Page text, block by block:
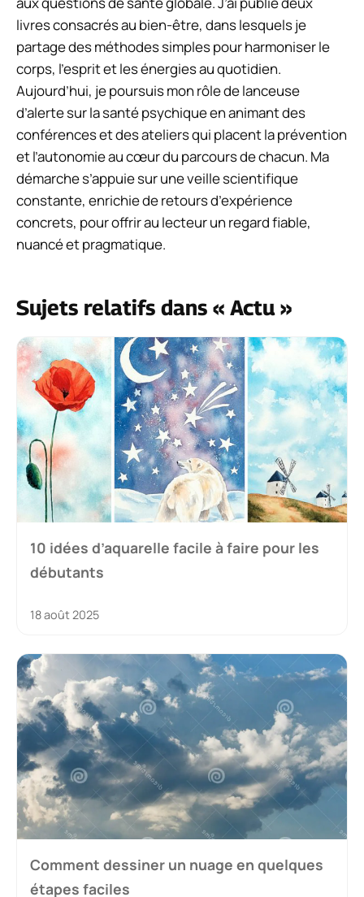
livres consacrés au bien-être, dans lesquels je
partage des méthodes simples pour harmoniser le
corps, l’esprit et les énergies au quotidien.
Aujourd’hui, je poursuis mon rôle de lanceuse
d’alerte sur la santé psychique en animant des
conférences et des ateliers qui placent la prévention
et l’autonomie au cœur du parcours de chacun. Ma
démarche s’appuie sur une veille scientifique
constante, enrichie de retours d’expérience
concrets, pour offrir au lecteur un regard fiable,
nuancé et pragmatique.
Sujets relatifs dans « Actu »
10 idées d’aquarelle facile à faire pour les
débutants
18 août 2025
Comment dessiner un nuage en quelques
étapes faciles